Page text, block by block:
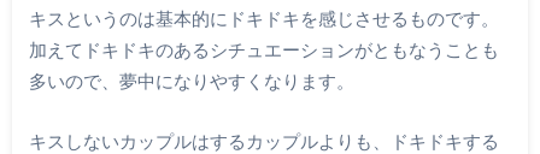
キスというのは基本的にドキドキを感じさせるものです。
加えてドキドキのあるシチュエーションがともなうことも
多いので、夢中になりやすくなります。
キスしないカップルはするカップルよりも、ドキドキする